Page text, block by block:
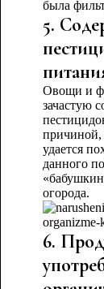
была
5.
Овощи и
зачастую
причиной,
удается
данного
огорода.
6.